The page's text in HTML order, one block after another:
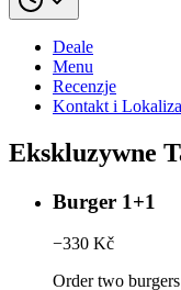
Deale
Menu
Recenzje
Kontakt i
Ekskluzywne
Burger 1+1
−330 Kč
Order two